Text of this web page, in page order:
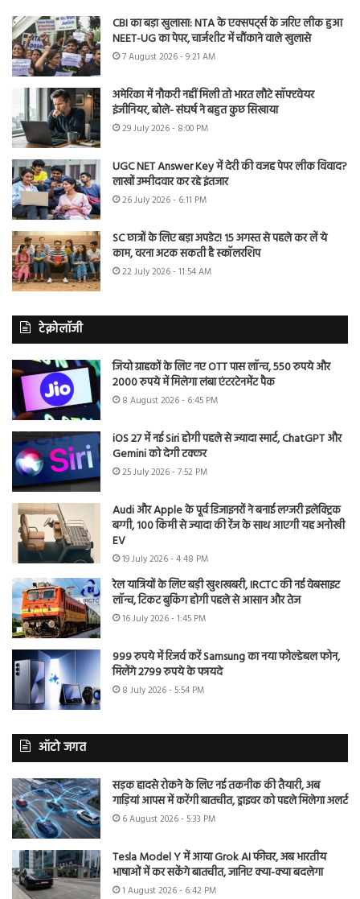
CBI का बड़ा खुलासा: NTA के एक्सपर्ट्स के जरिए लीक हुआ
NEET-UG का पेपर, चार्जशीट में चौंकाने वाले खुलासे
7 August 2026 - 9:21 AM
अमेरिका में नौकरी नहीं मिली तो भारत लौटे सॉफ्टवेयर
इंजीनियर, बोले- संघर्ष ने बहुत कुछ सिखाया
29 July 2026 - 8:00 PM
UGC NET Answer Key में देरी की वजह पेपर लीक विवाद?
लाखों उम्मीदवार कर रहे इंतजार
26 July 2026 - 6:11 PM
SC छात्रों के लिए बड़ा अपडेट! 15 अगस्त से पहले कर लें ये
काम, वरना अटक सकती है स्कॉलरशिप
22 July 2026 - 11:54 AM
टेक्नोलॉजी
जियो ग्राहकों के लिए नए OTT पास लॉन्च, 550 रुपये और
2000 रुपये में मिलेगा लंबा एंटरटेनमेंट पैक
8 August 2026 - 6:45 PM
iOS 27 में नई Siri होगी पहले से ज्यादा स्मार्ट, ChatGPT और
Gemini को देगी टक्कर
25 July 2026 - 7:52 PM
Audi और Apple के पूर्व डिजाइनरों ने बनाई लग्जरी इलेक्ट्रिक
बग्गी, 100 किमी से ज्यादा की रेंज के साथ आएगी यह अनोखी
EV
19 July 2026 - 4:48 PM
रेल यात्रियों के लिए बड़ी खुशखबरी, IRCTC की नई वेबसाइट
लॉन्च, टिकट बुकिंग होगी पहले से आसान और तेज
16 July 2026 - 1:45 PM
999 रुपये में रिजर्व करें Samsung का नया फोल्डेबल फोन,
मिलेंगे 2799 रुपये के फायदे
8 July 2026 - 5:54 PM
ऑटो जगत
सड़क हादसे रोकने के लिए नई तकनीक की तैयारी, अब
गाड़ियां आपस में करेंगी बातचीत, ड्राइवर को पहले मिलेगा अलर्ट
6 August 2026 - 5:33 PM
Tesla Model Y में आया Grok AI फीचर, अब भारतीय
भाषाओं में कर सकेंगे बातचीत, जानिए क्या-क्या बदलेगा
1 August 2026 - 6:42 PM